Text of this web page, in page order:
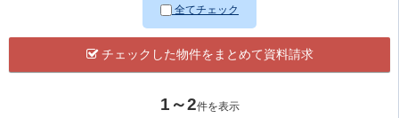
全てチェック
チェックした物件をまとめて資料請求
1～2件を表示